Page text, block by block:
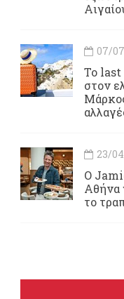
07/
Το last
στον
23/
Ο
Αθήνα
το